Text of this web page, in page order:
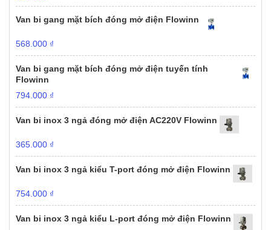
Van bi gang mặt bích đóng mở điện Flowinn
568.000 ₫
Van bi gang mặt bích đóng mở điện tuyến tính
Flowinn
794.000 ₫
Van bi inox 3 ngả đóng mở điện AC220V Flowinn
365.000 ₫
Van bi inox 3 ngả kiểu T-port đóng mở điện Flowinn
754.000 ₫
Van bi inox 3 ngả kiểu L-port đóng mở điện Flowinn